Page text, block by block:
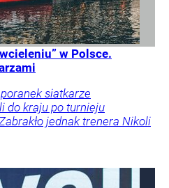
w Polsce.
siatkarze
do kraju po turnieju
jednak trenera Nikoli